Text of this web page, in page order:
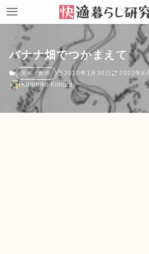
バナナ畑でつかまえて
美術／創作 2010年1月30日
2022年8
Kunihiko Kimura